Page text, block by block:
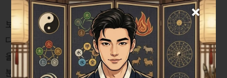
보안은 금융 산업에서 가장 중요한 요소 중 하나입니
다. 블록체인은 이러한 보안을 새로운 차원으로 끌어
올릴 수 있는 잠재력을 가지고 있습니다. 블록체인의
분산 원장은 데이터를 암호화하여 저장하고, 거래 내
×